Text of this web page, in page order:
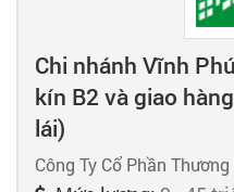
Chi nhánh Vĩnh
kín B2 và giao
lái)
Công Ty Cổ Phần